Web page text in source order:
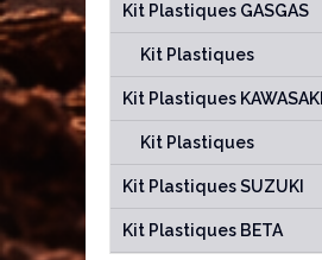
Kit Plastiques GASGAS
Kit Plastiques
Kit Plastiques KAWASAKI
Kit Plastiques
Kit Plastiques SUZUKI
Kit Plastiques BETA